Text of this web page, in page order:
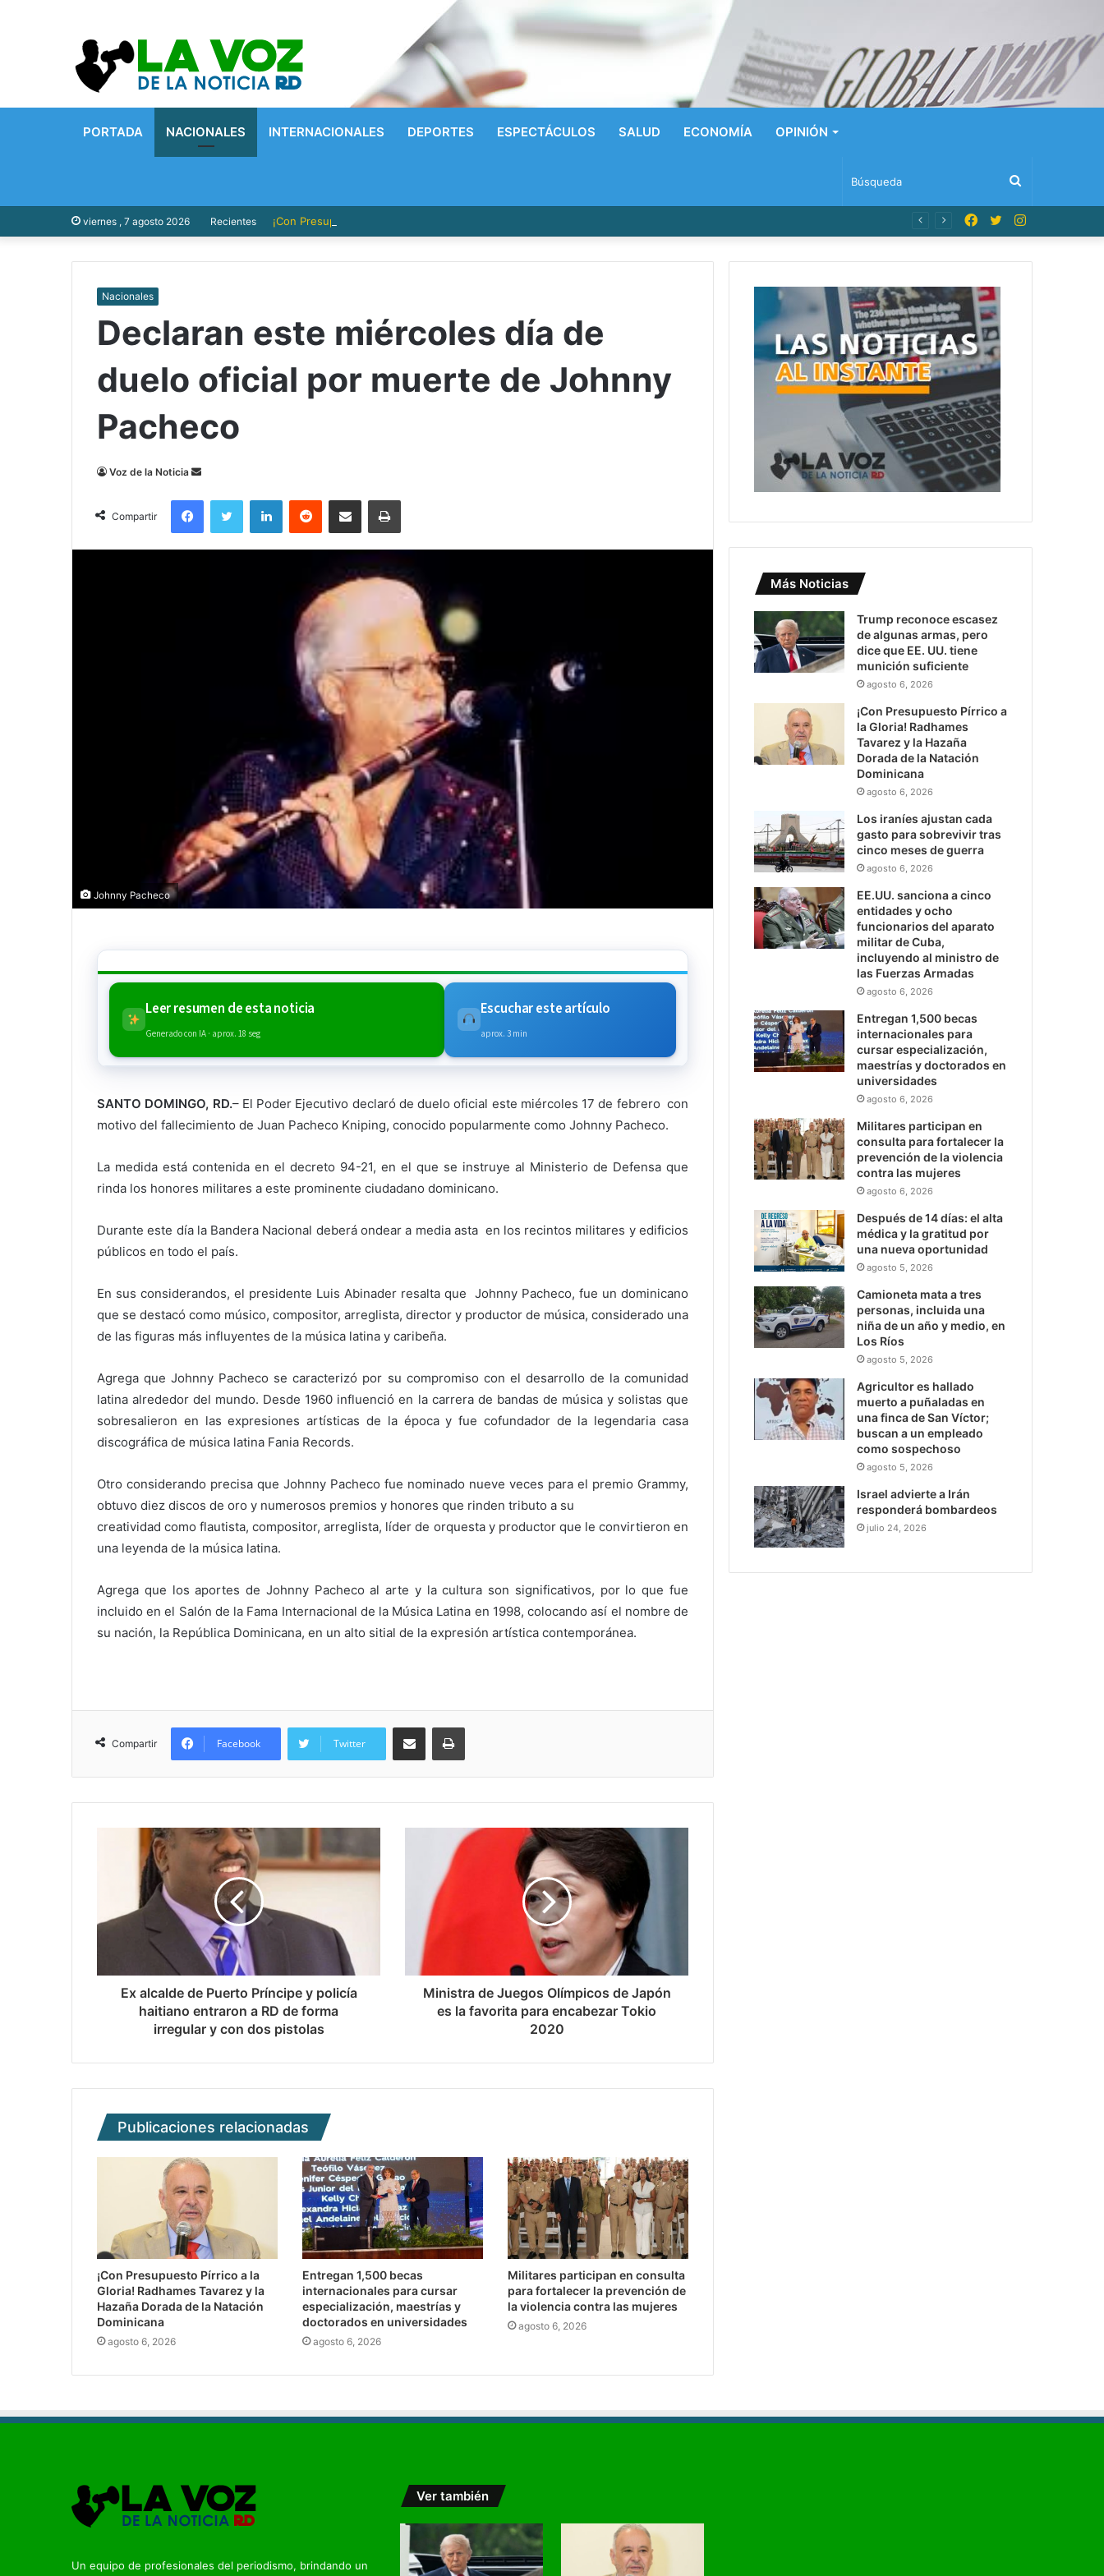
PORTADA NACIONALES INTERNACIONALES DEPORTES ESPECTÁCULOS SALUD ECONOMÍA OPINIÓN
Búsqueda
viernes , 7 agosto 2026 Recientes ¡Con Presupuesto Pírrico a la Gloria! Radhames Tavarez y la Hazaña Dorada de la Natación Dominicana Instagram
Twitter
Facebook
Nacionales
Declaran este miércoles día de
duelo oficial por muerte de Johnny
Pacheco
Voz de la Noticia
Send
email
Compartir
FacebookTwitter LinkedInReddit Compartir via Email Imprimi
Johnny Pacheco
Leer resumen de esta noticia
Generado con IA · aprox. 18 seg
Escuchar este artículo
aprox. 3 min
SANTO DOMINGO, RD.– El Poder Ejecutivo declaró de duelo oficial este miércoles 17 de febrero con
motivo del fallecimiento de Juan Pacheco Kniping, conocido popularmente como Johnny Pacheco.
La medida está contenida en el decreto 94-21, en el que se instruye al Ministerio de Defensa que
rinda los honores militares a este prominente ciudadano dominicano.
Durante este día la Bandera Nacional deberá ondear a media asta en los recintos militares y edificios
públicos en todo el país.
En sus considerandos, el presidente Luis Abinader resalta que Johnny Pacheco, fue un dominicano
que se destacó como músico, compositor, arreglista, director y productor de música, considerado una
de las figuras más influyentes de la música latina y caribeña.
Agrega que Johnny Pacheco se caracterizó por su compromiso con el desarrollo de la comunidad
latina alrededor del mundo. Desde 1960 influenció en la carrera de bandas de música y solistas que
sobresalieron en las expresiones artísticas de la época y fue cofundador de la legendaria casa
discográfica de música latina Fania Records.
Otro considerando precisa que Johnny Pacheco fue nominado nueve veces para el premio Grammy,
obtuvo diez discos de oro y numerosos premios y honores que rinden tributo a su
creatividad como flautista, compositor, arreglista, líder de orquesta y productor que le convirtieron en
una leyenda de la música latina.
Agrega que los aportes de Johnny Pacheco al arte y la cultura son significativos, por lo que fue
incluido en el Salón de la Fama Internacional de la Música Latina en 1998, colocando así el nombre de
su nación, la República Dominicana, en un alto sitial de la expresión artística contemporánea.
Compartir Facebook Twitter
Compartir via Email Imprimi
Ex alcalde de Puerto Príncipe y policía
haitiano entraron a RD de forma
irregular y con dos pistolas
Ministra de Juegos Olímpicos de Japón
es la favorita para encabezar Tokio
2020
Publicaciones relacionadas
¡Con Presupuesto Pírrico a la
Gloria! Radhames Tavarez y la
Hazaña Dorada de la Natación
Dominicana
agosto 6, 2026
Entregan 1,500 becas
internacionales para cursar
especialización, maestrías y
doctorados en universidades
agosto 6, 2026
Militares participan en consulta
para fortalecer la prevención de
la violencia contra las mujeres
agosto 6, 2026
Más Noticias
Trump reconoce escasez
de algunas armas, pero
dice que EE. UU. tiene
munición suficiente
agosto 6, 2026
¡Con Presupuesto Pírrico a
la Gloria! Radhames
Tavarez y la Hazaña
Dorada de la Natación
Dominicana
agosto 6, 2026
Los iraníes ajustan cada
gasto para sobrevivir tras
cinco meses de guerra
agosto 6, 2026
EE.UU. sanciona a cinco
entidades y ocho
funcionarios del aparato
militar de Cuba,
incluyendo al ministro de
las Fuerzas Armadas
agosto 6, 2026
Entregan 1,500 becas
internacionales para
cursar especialización,
maestrías y doctorados en
universidades
agosto 6, 2026
Militares participan en
consulta para fortalecer la
prevención de la violencia
contra las mujeres
agosto 6, 2026
Después de 14 días: el alta
médica y la gratitud por
una nueva oportunidad
agosto 5, 2026
Camioneta mata a tres
personas, incluida una
niña de un año y medio, en
Los Ríos
agosto 5, 2026
Agricultor es hallado
muerto a puñaladas en
una finca de San Víctor;
buscan a un empleado
como sospechoso
agosto 5, 2026
Israel advierte a Irán
responderá bombardeos
julio 24, 2026
Un equipo de profesionales del periodismo, brindando un
Ver también